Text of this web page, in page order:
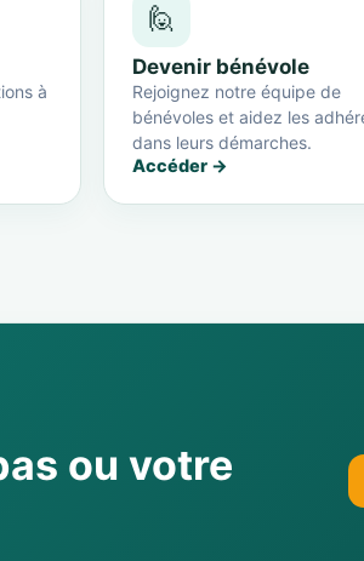
à
🙋
Devenir bénévole
Rejoignez notre équipe de
bénévoles et aidez les
dans leurs démarches.
Accéder →
ou votre